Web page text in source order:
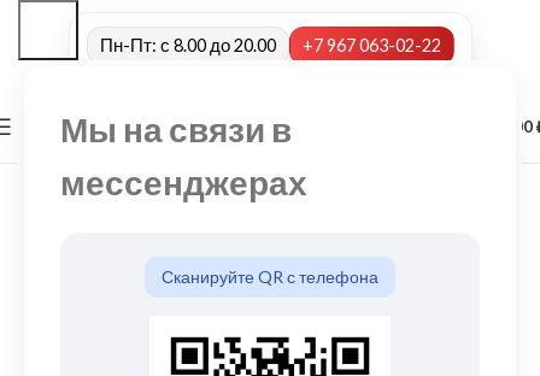
Мы на связи в
мессенджерах
Сканируйте QR с телефона
Пн-Пт: с 8.00 до 20.00 +7 967 063-02-22
МЕНЮ 0,00